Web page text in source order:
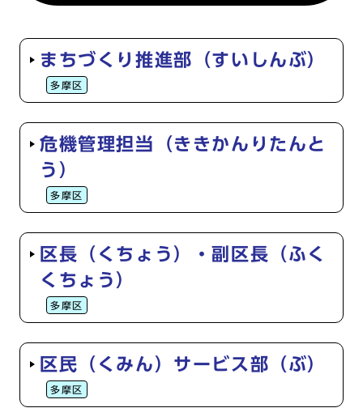
まちづくり推進部（すいしんぶ）
多摩区
危機管理担当（ききかんりたんと
う）
多摩区
区長（くちょう）・副区長（ふく
くちょう）
多摩区
区民（くみん）サービス部（ぶ）
多摩区